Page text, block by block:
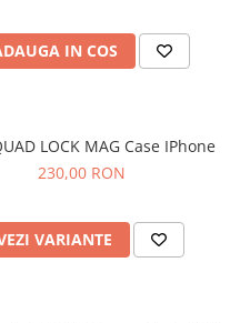
IN COS
LOCK MAG Case IPhone
230,00 RON
VARIANTE